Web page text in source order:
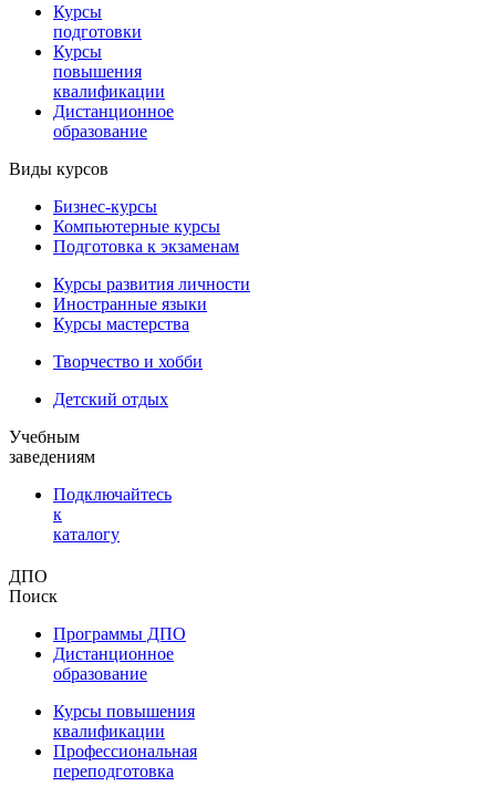
Курсы
подготовки
Курсы
повышения
квалификации
Дистанционное
образование
Виды курсов
Бизнес-курсы
Компьютерные курсы
Подготовка к экзаменам
Курсы развития личности
Иностранные языки
Курсы мастерства
Творчество и хобби
Детский отдых
Учебным
заведениям
Подключайтесь
к
каталогу
ДПО
Поиск
Программы ДПО
Дистанционное
образование
Курсы повышения
квалификации
Профессиональная
переподготовка